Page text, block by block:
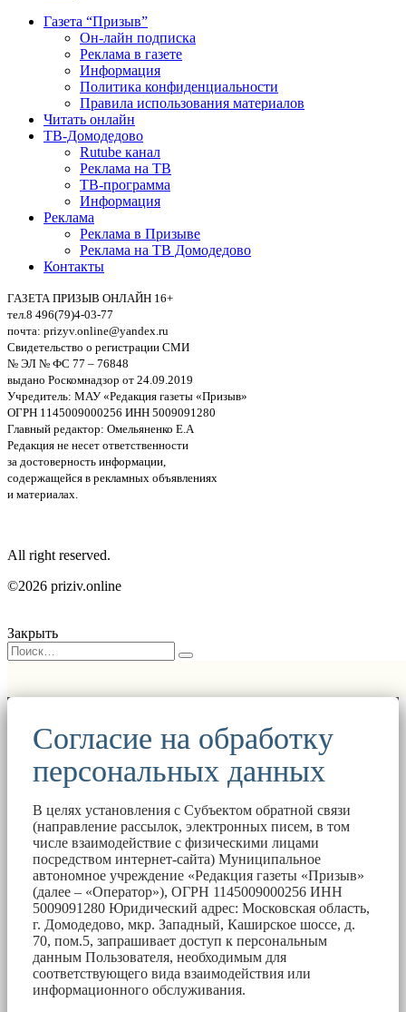
Газета “Призыв”
Он-лайн подписка
Реклама в газете
Информация
Политика конфиденциальности
Правила использования материалов
Читать онлайн
ТВ-Домодедово
Rutube канал
Реклама на ТВ
ТВ-программа
Информация
Реклама
Реклама в Призыве
Реклама на ТВ Домодедово
Контакты
ГАЗЕТА ПРИЗЫВ ОНЛАЙН 16+
тел.8 496(79)4-03-77
почта: prizyv.online@yandex.ru
Свидетельство о регистрации СМИ
№ ЭЛ № ФС 77 – 76848
выдано Роскомнадзор от 24.09.2019
Учредитель: МАУ «Редакция газеты «Призыв»
ОГРН 1145009000256 ИНН 5009091280
Главный редактор: Омельяненко Е.А
Редакция не несет ответственности
за достоверность информации,
содержащейся в рекламных объявлениях
и материалах.
All right reserved.
©2026 priziv.online
Закрыть
Согласие на обработку
персональных данных
В целях установления с Субъектом обратной связи
(направление рассылок, электронных писем, в том
числе взаимодействие с физическими лицами
посредством интернет-сайта) Муниципальное
автономное учреждение «Редакция газеты «Призыв»
(далее – «Оператор»), ОГРН 1145009000256 ИНН
5009091280 Юридический адрес: Московская область,
г. Домодедово, мкр. Западный, Каширское шоссе, д.
70, пом.5, запрашивает доступ к персональным
данным Пользователя, необходимым для
соответствующего вида взаимодействия или
информационного обслуживания.